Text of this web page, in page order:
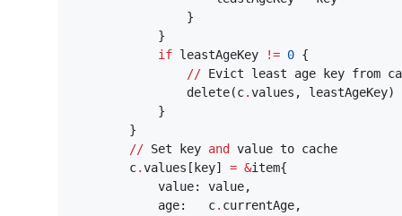
}
}
if leastAgeKey != 0 {
// Evict least age key from
delete(c.values , leastAgeKey)
}
}
// Set key and value to cache
c.values [ key] = &item{
value: value,
age: c. currentAge,